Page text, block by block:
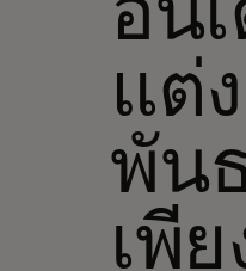
อิน
แต่
พัน
เพี